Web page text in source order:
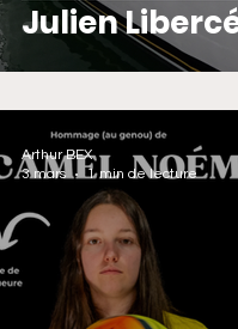
Julien
Arthur BEX
3 mars
1 min de lecture